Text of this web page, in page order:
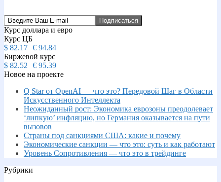
Курс доллара и евро
Курс ЦБ
$ 82.17 € 94.84
Биржевой курс
$ 82.52 € 95.39
Новое на проекте
Q Star от OpenAI — что это? Передовой Шаг в Области
Искусственного Интеллекта
Неожиданный рост: Экономика еврозоны преодолевает
‘липкую’ инфляцию, но Германия оказывается на пути
вызовов
Страны под санкциями США: какие и почему
Экономические санкции — что это: суть и как работают
Уровень Сопротивления — что это в трейдинге
Рубрики